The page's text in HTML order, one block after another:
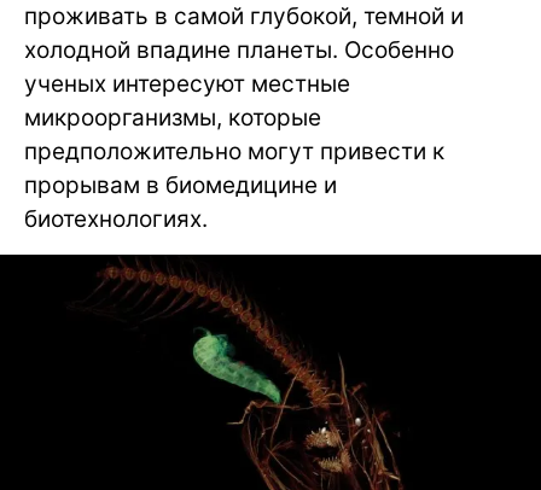
проживать в самой глубокой, темной и
холодной впадине планеты. Особенно
ученых интересуют местные
микроорганизмы, которые
предположительно могут привести к
прорывам в биомедицине и
биотехнологиях.